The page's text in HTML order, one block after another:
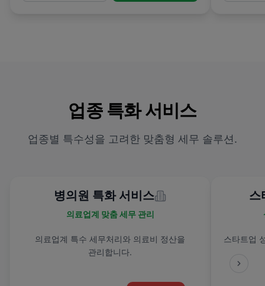
업종 특화 서비스
업종별 특수성을 고려한 맞춤형 세무 솔루션.
병의원 특화 서비스
의료업계 맞춤 세무 관리
의료업계 특수 세무처리와 의료비 정산을
관리합니다.
스
스타트업